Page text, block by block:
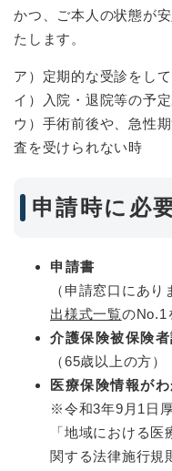
かつ、ご本人の状態が
たします。
ア）定期的な受診をし
イ）入院・退院等の予
ウ）手術前後や、急性
査を受けられない時
申請時に必
申請書
（申請窓口にあり
出様式一覧のNo.1
介護保険被保険者
（65歳以上の方）
医療保険情報が
※令和3年9月1日
「地域における
関する法律施行規